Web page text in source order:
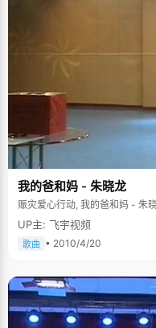
准备即将到来的期末考试。直
简直到了心如止水的程度。"不
稳，才会有一个好的未来，不管是
不好的时候，睿颖喜欢写日记
一个倾诉的对象，然后将烦恼
能开开心心的生活了。" 感谢身边的每一个人 高中阶段，睿颖跟老师同学的
关系都特别好，班主任老师经
动跟同学交流学习经验，跟好朋
了珍惜身边的每一个人，"非常
学，他们伴随着我共同度过这些困难。" 睿颖的大学生活充
的时候，她会去做一些兼职，
担。她还参加了北大爱心社，暑期的时候会
的儿童。临走的时候，睿颖给
希望我们都能参与献爱心活动
和经历而留下的不快乐，祝福这
我的爸和妈 - 朱晓龙
赈灾爱心行动, 我的爸和妈 - 朱
UP主: 飞宇视频
歌曲 • 2010/4/20